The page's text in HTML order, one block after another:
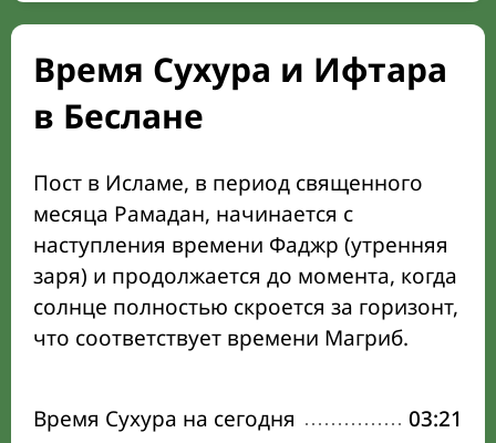
Время Сухура и Ифтара
в Беслане
Пост в Исламе, в период священного
месяца Рамадан, начинается с
наступления времени Фаджр (утренняя
заря) и продолжается до момента, когда
солнце полностью скроется за горизонт,
что соответствует времени Магриб.
Время Сухура на сегодня 03:21